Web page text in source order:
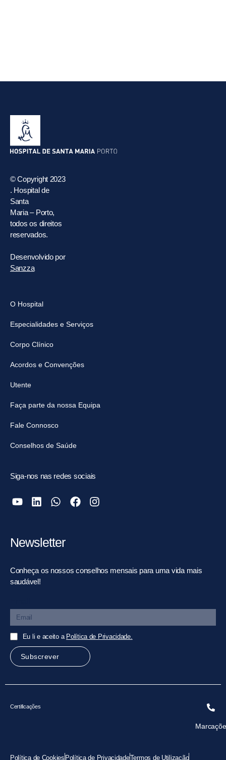
© Copyright 2023
. Hospital de
Santa
Maria – Porto,
todos os direitos
reservados.
Desenvolvido por
Sanzza
O Hospital
Especialidades e Serviços
Corpo Clínico
Acordos e Convenções
Utente
Faça parte da nossa Equipa
Fale Connosco
Conselhos de Saúde
Siga-nos nas redes sociais
Newsletter
Conheça os nossos conselhos mensais para uma vida mais
saudável!
Eu li e aceito a Política de Privacidade.
Subscrever
Certificações
Política de Cookies Política de PrivacidadeTermos de Utilização